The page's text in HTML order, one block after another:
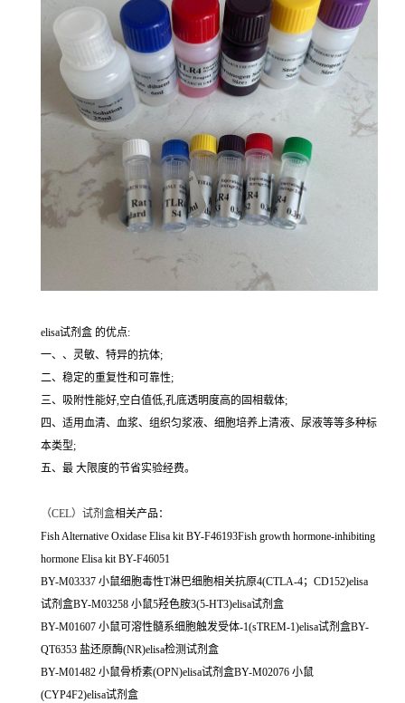
elisa试剂盒 的优点:
一、、灵敏、特异的抗体;
二、稳定的重复性和可靠性;
三、吸附性能好,空白值低,孔底透明度高的固相载体;
四、适用血清、血浆、组织匀浆液、细胞培养上清液、尿液等等多种标
本类型;
五、最 大限度的节省实验经费。
（CEL）试剂盒相关产品：
Fish Alternative Oxidase Elisa kit BY-F46193Fish growth hormone-inhibiting
hormone Elisa kit BY-F46051
BY-M03337 小鼠细胞毒性T淋巴细胞相关抗原4(CTLA-4；CD152)elisa
试剂盒BY-M03258 小鼠5羟色胺3(5-HT3)elisa试剂盒
BY-M01607 小鼠可溶性髓系细胞触发受体-1(sTREM-1)elisa试剂盒BY-
QT6353 盐还原酶(NR)elisa检测试剂盒
BY-M01482 小鼠骨桥素(OPN)elisa试剂盒BY-M02076 小鼠
(CYP4F2)elisa试剂盒